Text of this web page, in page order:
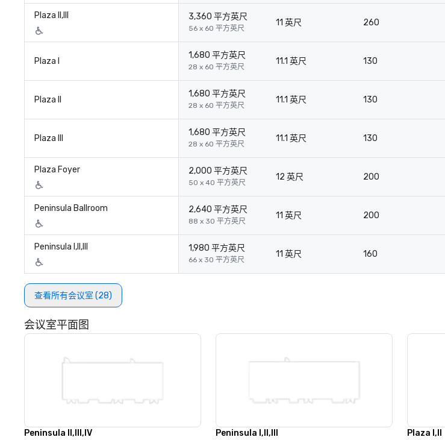
Plaza II,III 3,360 平方英尺
56 x 60 平方英尺
11 英尺 260
Plaza I
1,680 平方英尺
28 x 60 平方英尺
11.1 英尺 130
Plaza II
1,680 平方英尺
28 x 60 平方英尺
11.1 英尺 130
Plaza III
1,680 平方英尺
28 x 60 平方英尺
11.1 英尺 130
Plaza Foyer 2,000 平方英尺
50 x 40 平方英尺
12 英尺 200
Peninsula Ballroom 2,640 平方英尺
88 x 30 平方英尺
11 英尺 200
Peninsula I,II,III 1,980 平方英尺
66 x 30 平方英尺
11 英尺 160
查看所有会议室 (28)
会议室平面图
Peninsula II,III,IV Peninsula I,II,III Plaza I,II